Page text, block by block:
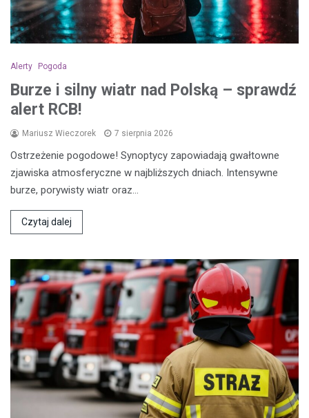
Alerty Pogoda
Burze i silny wiatr nad Polską – sprawdź
alert RCB!
Mariusz Wieczorek 7 sierpnia 2026
Ostrzeżenie pogodowe! Synoptycy zapowiadają gwałtowne
zjawiska atmosferyczne w najbliższych dniach. Intensywne
burze, porywisty wiatr oraz…
Czytaj dalej